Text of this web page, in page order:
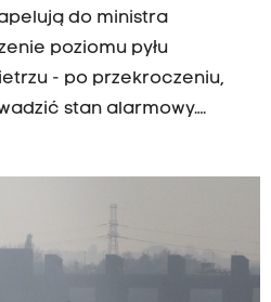
do ministra
poziomu pyłu
- po przekroczeniu,
stan alarmowy.